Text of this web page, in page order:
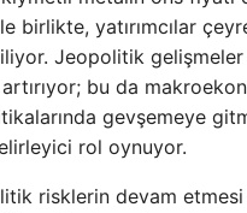
yatırımcılar
Jeopolitik
bu da
gevşemeye
rol oynuyor.
risklerin devam